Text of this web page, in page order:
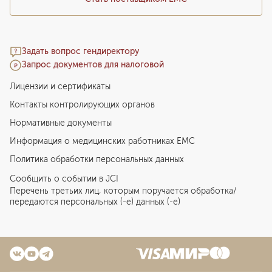
Задать вопрос гендиректору
Запрос документов для налоговой
Лицензии и сертификаты
Контакты контролирующих органов
Нормативные документы
Информация о медицинских работниках EMC
Политика обработки персональных данных
Сообщить о событии в JCI
Перечень третьих лиц, которым поручается обработка/
передаются персональных (-е) данных (-е)